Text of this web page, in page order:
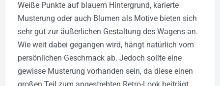
Weiße Punkte auf blauem Hintergrund, karierte
Musterung oder auch Blumen als Motive bieten sich
sehr gut zur äußerlichen Gestaltung des Wagens an.
Wie weit dabei gegangen wird, hängt natürlich vom
persönlichen Geschmack ab. Jedoch sollte eine
gewisse Musterung vorhanden sein, da diese einen